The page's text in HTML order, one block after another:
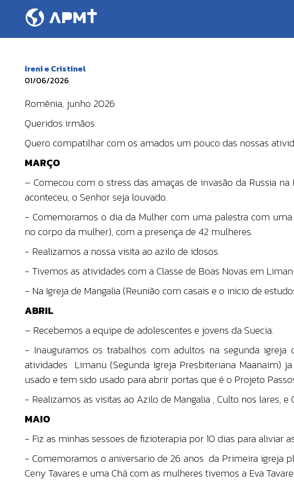
Ireni e Cristinel
01/06/2026
Romênia, junho 2026
Queridos irmãos
Quero compatilhar com os amados um pouco das nossas
MARÇO
– Comecou com o stress das amaças de invasão da Russia
aconteceu, o Senhor seja louvado.
- Comemoramos o dia da Mulher com uma palestra com
no corpo da mulher), com a presença de 42 mulheres.
- Realizamos a nossa visita ao azilo de idosos.
- Tivemos as atividades com a Classe de Boas Novas em
- Na Igreja de Mangalia (Reunião com casais e o inicio de
ABRIL
– Recebemos a equipe de adolescentes e jovens da Suecia.
- Inauguramos os trabalhos com adultos na segunda
atividades Limanu (Segunda Igreja Presbiteriana
usado e tem sido usado para abrir portas que é o Projeto
- Realizamos as visitas ao Azilo de Mangalia , Culto nos lares, e
MAIO
- Fiz as minhas sessoes de fizioterapia por 10 dias para aliviar
- Comemoramos o aniversario de 26 anos da Primeira igreja
Ceny Tavares e uma Chá com as mulheres tivemos a Eva